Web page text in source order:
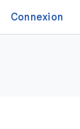
Connexion